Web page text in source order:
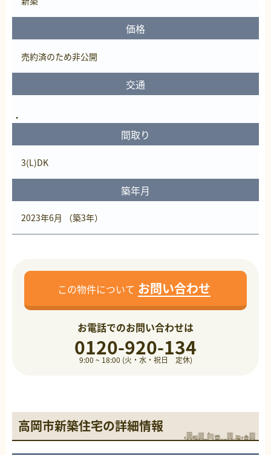
価格
売約済のため非公開
交通
間取り
3(L)DK
築年月
2023年6月 （築3年）
この物件について お問い合わせ
お電話でのお問い合わせは
0120-920-134
9:00 ~ 18:00 (火・水・祝日 定休)
高岡市新築住宅の詳細情報